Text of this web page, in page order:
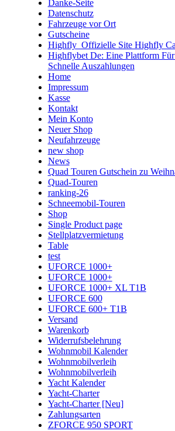
Danke-Seite
Datenschutz
Fahrzeuge vor Ort
Gutscheine
Highfly ️ Offizielle Site Highfly
Highflybet De: Eine Plattform
Schnelle Auszahlungen
Home
Impressum
Kasse
Kontakt
Mein Konto
Neuer Shop
Neufahrzeuge
new shop
News
Quad Touren Gutschein zu
Quad-Touren
ranking-26
Schneemobil-Touren
Shop
Single Product page
Stellplatzvermietung
Table
test
UFORCE 1000+
UFORCE 1000+
UFORCE 1000+ XL T1B
UFORCE 600
UFORCE 600+ T1B
Versand
Warenkorb
Widerrufsbelehrung
Wohnmobil Kalender
Wohnmobilverleih
Wohnmobilverleih
Yacht Kalender
Yacht-Charter
Yacht-Charter [Neu]
Zahlungsarten
ZFORCE 950 SPORT